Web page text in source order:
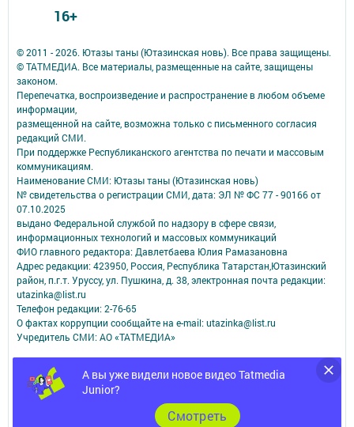
А вы уже видели новое видео Tatmedia
Junior?
Cмотреть
© 2011 - 2026. Ютазы таны (Ютазинская новь). Все права защищены.
© ТАТМЕДИА. Все материалы, размещенные на сайте, защищены
законом.
Перепечатка, воспроизведение и распространение в любом объеме
информации,
размещенной на сайте, возможна только с письменного согласия
редакций СМИ.
При поддержке Республиканского агентства по печати и массовым
коммуникациям.
Наименование СМИ: Ютазы таны (Ютазинская новь)
№ свидетельства о регистрации СМИ, дата: ЭЛ № ФС 77 - 90166 от
07.10.2025
выдано Федеральной службой по надзору в сфере связи,
информационных технологий и массовых коммуникаций
ФИО главного редактора: Давлетбаева Юлия Рамазановна
Адрес редакции: 423950, Россия, Республика Татарстан,Ютазинский
район, п.г.т. Уруссу, ул. Пушкина, д. 38, электронная почта редакции:
utazinka@list.ru
Телефон редакции: 2-76-65
О фактах коррупции сообщайте на e-mail: utazinka@list.ru
Учредитель СМИ: АО «ТАТМЕДИА»
Антикоррупционная политика
АО «ТАТМЕДИА» использует «cookie»для персонализации сервисов и
удобства пользователей сайтом.
Использование «cookie» можно отменить в настройках браузера.
Политика конфиденциальности
16+